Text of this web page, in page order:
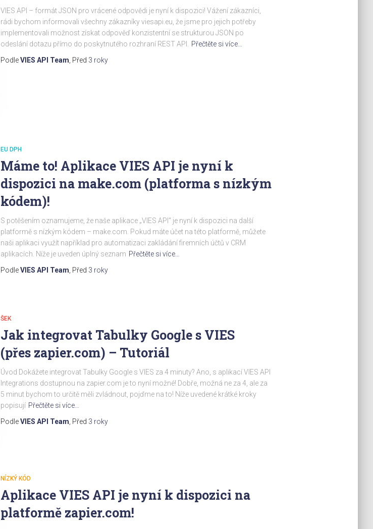
VIES API – formát JSON pro vrácené odpovědi je nyní k dispozici! Vážení zákazníci,
rádi bychom informovali všechny zákazníky viesapi.eu, že jsme pro jejich potřeby
implementovali možnost získat odpověď konzistentní se strukturou JSON po
odeslání dotazu přímo do poskytnutého rozhraní REST API.
Přečtěte si více…
PodleVIES API Team , Před 3 roky
EU DPH
Máme to! Aplikace VIES API je nyní k
dispozici na make.com (platforma s nízkým
kódem)!
S potěšením oznamujeme, že naše aplikace „VIES API“ je nyní k dispozici na další
platformě s nízkým kódem – make.com. Pokud máte účet na této platformě, můžete
naši aplikaci využít například pro automatizaci zakládání firemních účtů v CRM
aplikacích. Níže je uveden úplný seznam Přečtěte si více…
PodleVIES API Team , Před 3 roky
ŠEK
Jak integrovat Tabulky Google s VIES
(přes zapier.com) – Tutoriál
Úvod Dokážete integrovat Tabulky Google s VIES za 4 minuty? Ano, s aplikací VIES API
Integrations dostupnou na zapier.com je to nyní možné! Dobře, možná ne za 4, ale za
5 minut bychom to určitě měli zvládnout, pojďme na to! Níže uvedené krátké kroky
popisují Přečtěte si více…
PodleVIES API Team , Před 3 roky
NÍZKÝ KÓD
Aplikace VIES API je nyní k dispozici na
platformě zapier.com!